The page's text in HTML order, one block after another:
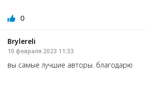
0
Brylereli
10 февраля 2023 11:33
вы самые лучшие авторы. благодарю